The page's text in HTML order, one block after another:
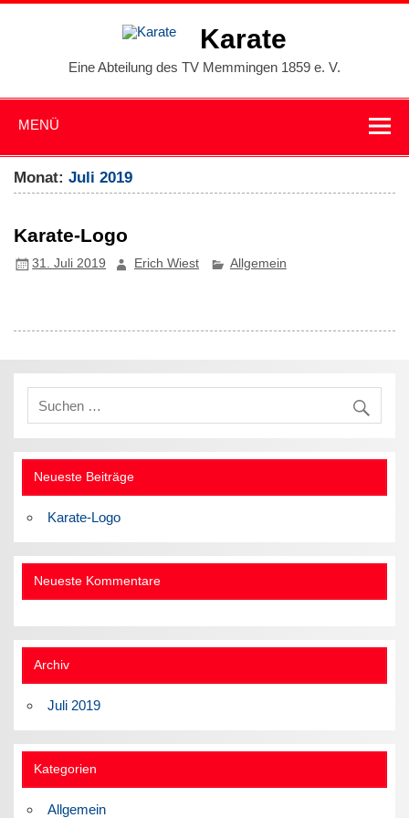
Zum
Karate
Eine Abteilung des TV Memmingen 1859 e. V.
MENÜ
Monat:Juli 2019
Karate-Logo
31. Juli 2019 Erich Wiest Allgemein
Neueste Beiträge
Karate-Logo
Neueste Kommentare
Archiv
Juli 2019
Kategorien
Allgemein